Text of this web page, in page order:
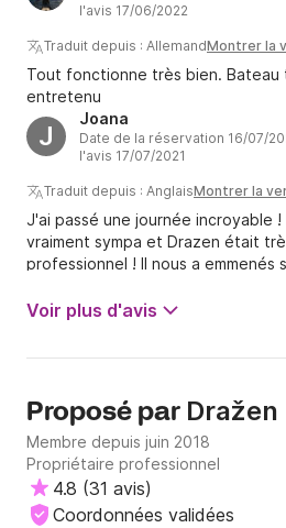
l'avis 17/06/2022
Traduit depuis : AllemandMontrer la
Tout fonctionne très bien. Bateau
entretenu
J
Joana
Date de la réservation 16/07/
l'avis 17/07/2021
Traduit depuis : AnglaisMontrer la
J'ai passé une journée incroyable
vraiment sympa et Drazen était
professionnel ! Il nous a
pêcheurs. Nous avons vraiment
Voir plus d'avis
Proposé par Dražen
Membre depuis juin 2018
Propriétaire professionnel
4.8 (31 avis)
Coordonnées validées